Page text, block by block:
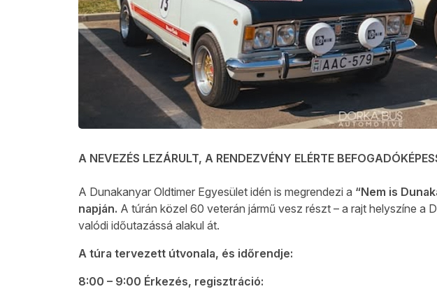
A NEVEZÉS LEZÁRULT, A RENDEZVÉNY ELÉRTE
A Dunakanyar Oldtimer Egyesület idén is megrendezi a “Nem is
napján. A túrán közel 60 veterán jármű vesz részt – a rajt helyszíne a
valódi időutazássá alakul át.
A túra tervezett útvonala, és időrendje:
8:00 – 9:00 Érkezés, regisztráció: